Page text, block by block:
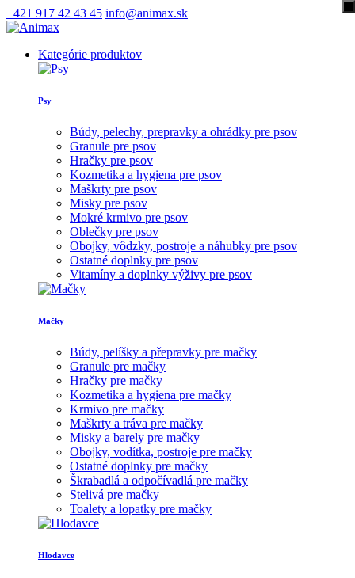
+421 917 42 43 45 info@animax.sk
Kategórie produktov
Psy
Búdy, pelechy, prepravky a ohrádky pre psov
Granule pre psov
Hračky pre psov
Kozmetika a hygiena pre psov
Maškrty pre psov
Misky pre psov
Mokré krmivo pre psov
Oblečky pre psov
Obojky, vôdzky, postroje a náhubky pre psov
Ostatné doplnky pre psov
Vitamíny a doplnky výživy pre psov
Mačky
Búdy, pelíšky a přepravky pre mačky
Granule pre mačky
Hračky pre mačky
Kozmetika a hygiena pre mačky
Krmivo pre mačky
Maškrty a tráva pre mačky
Misky a barely pre mačky
Obojky, vodítka, postroje pre mačky
Ostatné doplnky pre mačky
Škrabadlá a odpočívadlá pre mačky
Stelivá pre mačky
Toalety a lopatky pre mačky
Hlodavce